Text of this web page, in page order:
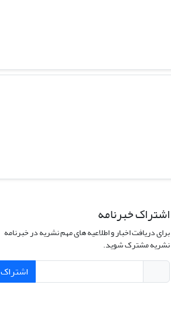
اشتراک خبرنامه
برای دریافت اخبار و اطلاعیه های مهم نشریه در خبرنامه
نشریه مشترک شوید.
اشتراک